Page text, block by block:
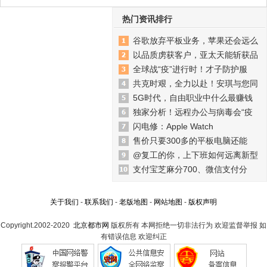
热门资讯排行
谷歌放弃平板业务，苹果还会远么
以品质虏获客户，亚太天能斩获品
全球战“疫”进行时！才子防护服
共克时艰，全力以赴！安琪与您同
5G时代，自由职业中什么最赚钱
独家分析！远程办公与病毒会“疫
闪电修：Apple Watch
售价只要300多的平板电脑还能
@复工的你，上下班如何远离新型
支付宝芝麻分700、微信支付分
关于我们 - 联系我们 - 老版地图 - 网站地图 - 版权声明
Copyright.2002-2020 北京都市网 版权所有 本网拒绝一切非法行为 欢迎监督举报 如
有错误信息 欢迎纠正